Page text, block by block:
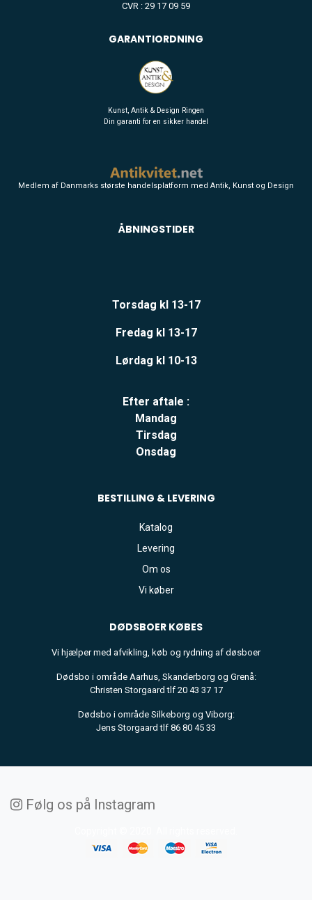
CVR : 29 17 09 59
GARANTIORDNING
Kunst, Antik & Design Ringen
Din garanti for en sikker handel
Medlem af Danmarks største handelsplatform med Antik, Kunst og Design
ÅBNINGSTIDER
Torsdag kl 13-17
Fredag kl 13-17
Lørdag kl 10-13
Efter aftale :
Mandag
Tirsdag
Onsdag
BESTILLING & LEVERING
Katalog
Levering
Om os
Vi køber
DØDSBOER KØBES
Vi hjælper med afvikling, køb og rydning af døsboer
Dødsbo i område Aarhus, Skanderborg og Grenå:
Christen Storgaard tlf 20 43 37 17
Dødsbo i område Silkeborg og Viborg:
Jens Storgaard tlf 86 80 45 33
Følg os på Instagram